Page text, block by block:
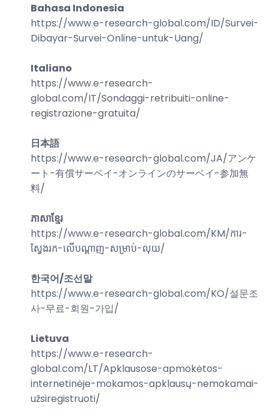
Bahasa Indonesia
https://www.e-research-global.com/ID/Survei-
Dibayar-Survei-Online-untuk-Uang/
Italiano
https://www.e-research-
global.com/IT/Sondaggi-retribuiti-online-
registrazione-gratuita/
日本語
https://www.e-research-global.com/JA/アンケ
ート-有償サーベイ-オンラインのサーベイ-参加無
料/
ភាសាខ្មែរ
https://www.e-research-global.com/KM/ការ-
ស្វែងរក-លើបណ្តាញ-សម្រាប់-លុយ/
한국어/조선말
https://www.e-research-global.com/KO/설문조
사-무료-회원-가입/
Lietuva
https://www.e-research-
global.com/LT/Apklausose-apmokėtos-
internetinėje-mokamos-apklausų-nemokamai-
užsiregistruoti/